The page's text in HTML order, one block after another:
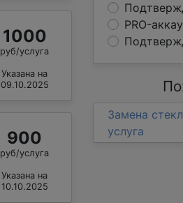
PRO-
1000
руб/услуга
Указана на
09.10.2025
900
руб/услуга
Указана на
10.10.2025
Замена
услуга